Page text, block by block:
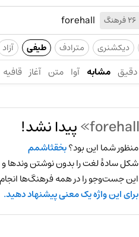
26 فرهنگ
دیکشنری مترادف طیفی آزاد
دقیق مشابه آوا متن آغاز قافیه
پیدا نشد!
منظور شما این بود؟بخقثاشمم
شکل سادهٔ لغت را بدون نوشتن وندها
این جست‌وجو را در همه فرهنگ‌ها
برای این واژه یک معنی پیشنهاد دهید.